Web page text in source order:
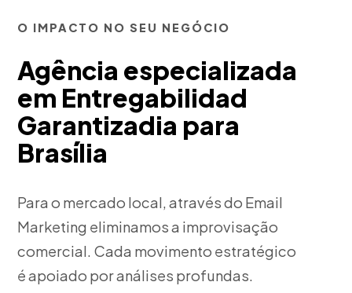
O IMPACTO NO SEU NEGÓCIO
Agência especializada
em Entregabilidad
Garantizadia para
Brasília
Para o mercado local, através do Email
Marketing eliminamos a improvisação
comercial. Cada movimento estratégico
é apoiado por análises profundas.